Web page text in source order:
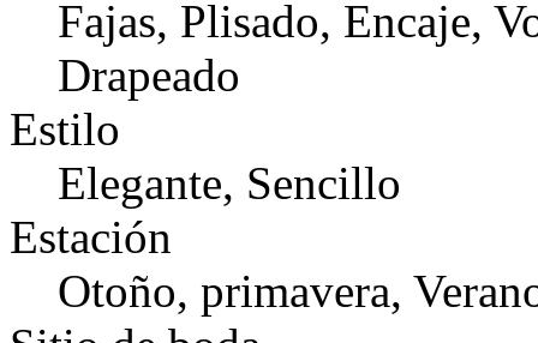
Fajas, Plisado, Encaje,
Drapeado
Estilo
Elegante, Sencillo
Estación
Otoño, primavera,